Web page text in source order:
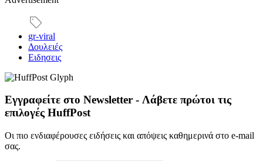
gr-viral
Δουλειές
Ειδησεις
Εγγραφείτε στο Newsletter - Λάβετε πρώτοι τις
επιλογές HuffPost
Οι πιο ενδιαφέρουσες ειδήσεις και απόψεις καθημερινά στο e-mail
σας.